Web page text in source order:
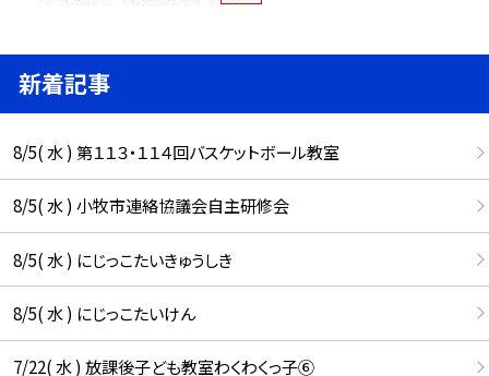
新着記事
8/5( 水 ) 第１１３・１１４回バスケットボール教室
8/5( 水 ) 小牧市連絡協議会自主研修会
8/5( 水 ) にじっこたいきゅうしき
8/5( 水 ) にじっこたいけん
7/22( 水 ) 放課後子ども教室わくわくっ子⑥